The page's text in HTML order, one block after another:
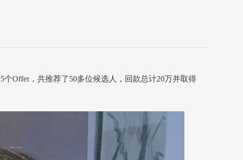
5个Offer，共推荐了50多位候选人，回款总计20万并取得